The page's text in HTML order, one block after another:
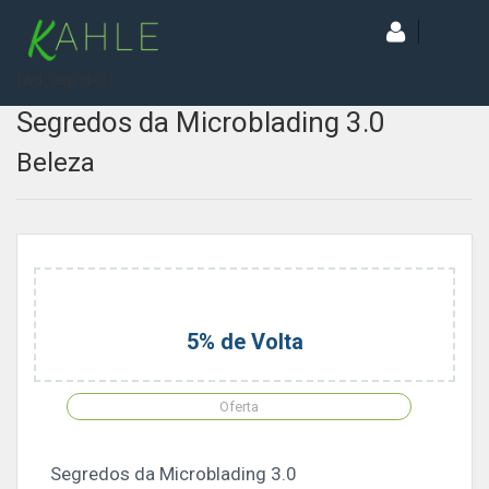
Segredos da Microblading 3.0
Beleza
5% de Volta
Oferta
Segredos da Microblading 3.0